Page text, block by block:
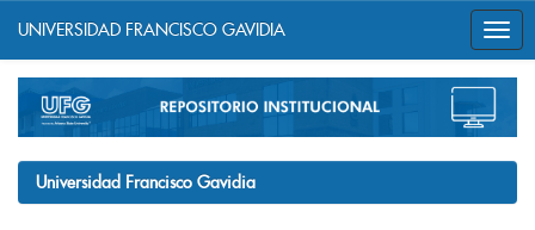
navigation
UNIVERSIDAD FRANCISCO GAVIDIA
Universidad Francisco Gavidia